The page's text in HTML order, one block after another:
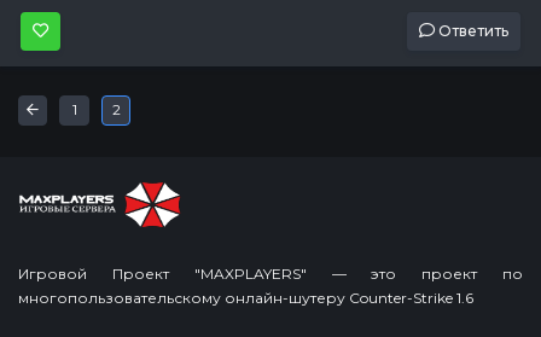
Ответить
« Первая
1 2
Игровой Проект "MAXPLAYERS" — это проект по
многопользовательскому онлайн-шутеру Counter-Strike 1.6